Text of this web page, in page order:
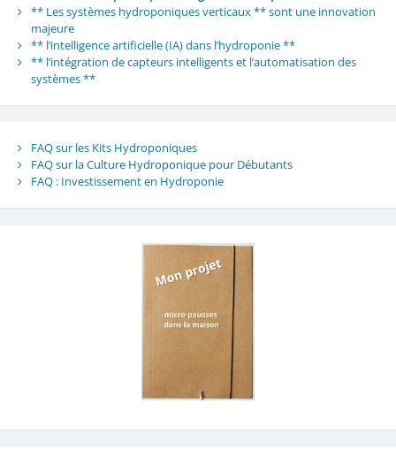
** Les systèmes hydroponiques verticaux ** sont une innovation
majeure
** l’intelligence artificielle (IA) dans l’hydroponie **
** l’intégration de capteurs intelligents et l’automatisation des
systèmes **
FAQ sur les Kits Hydroponiques
FAQ sur la Culture Hydroponique pour Débutants
FAQ : Investissement en Hydroponie